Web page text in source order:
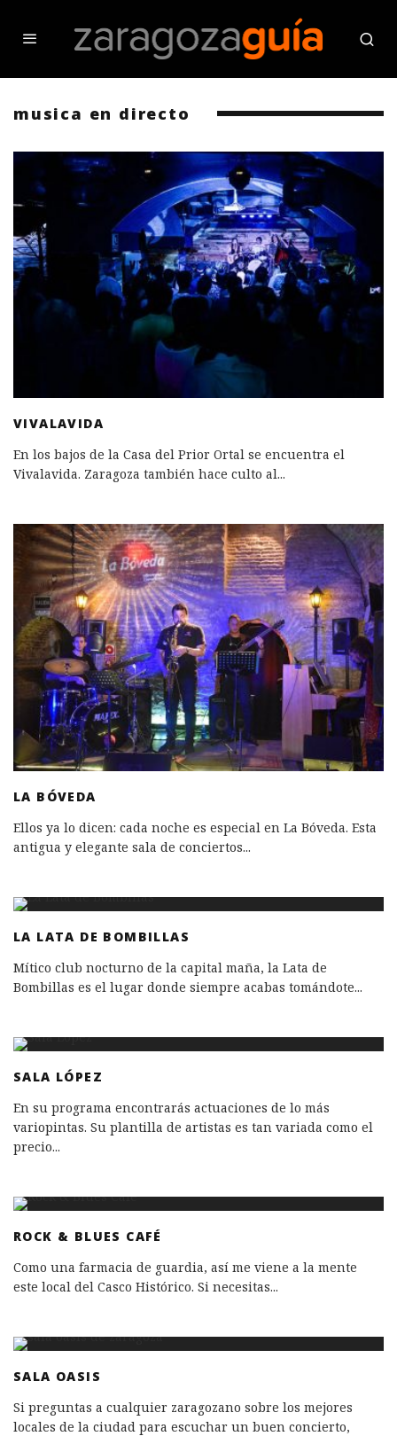
musica en directo
VIVALAVIDA
En los bajos de la Casa del Prior Ortal se encuentra el
Vivalavida. Zaragoza también hace culto al...
LA BÓVEDA
Ellos ya lo dicen: cada noche es especial en La Bóveda. Esta
antigua y elegante sala de conciertos...
LA LATA DE BOMBILLAS
Mítico club nocturno de la capital maña, la Lata de
Bombillas es el lugar donde siempre acabas tomándote...
SALA LÓPEZ
En su programa encontrarás actuaciones de lo más
variopintas. Su plantilla de artistas es tan variada como el
precio...
ROCK & BLUES CAFÉ
Como una farmacia de guardia, así me viene a la mente
este local del Casco Histórico. Si necesitas...
SALA OASIS
Si preguntas a cualquier zaragozano sobre los mejores
locales de la ciudad para escuchar un buen concierto,